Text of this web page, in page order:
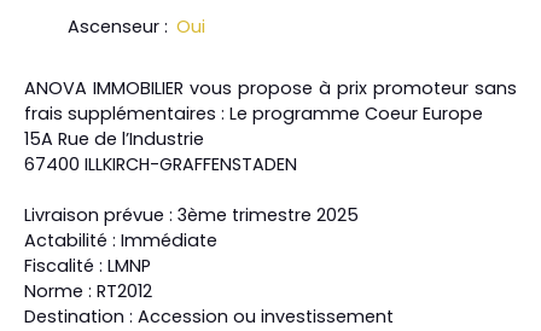
Ascenseur : Oui
ANOVA IMMOBILIER vous propose à prix promoteur sans
frais supplémentaires : Le programme Coeur Europe
15A Rue de l’Industrie
67400 ILLKIRCH-GRAFFENSTADEN
Livraison prévue : 3ème trimestre 2025
Actabilité : Immédiate
Fiscalité : LMNP
Norme : RT2012
Destination : Accession ou investissement